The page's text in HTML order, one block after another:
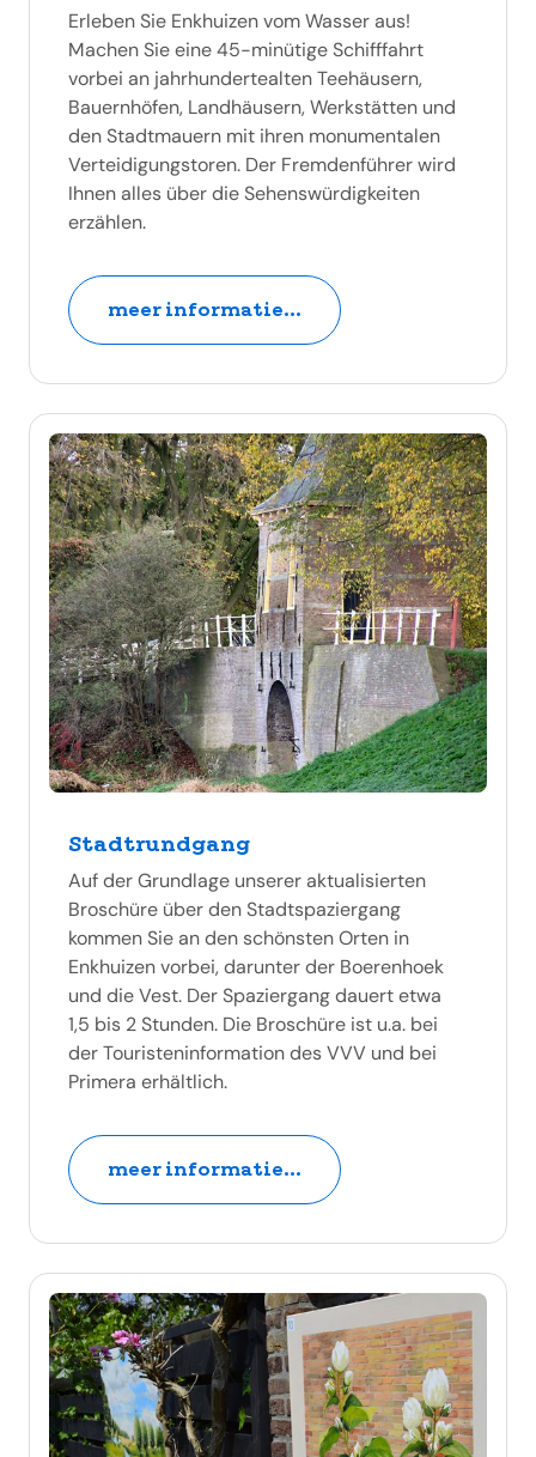
Erleben Sie Enkhuizen vom Wasser aus!
Machen Sie eine 45-minütige Schifffahrt
vorbei an jahrhundertealten Teehäusern,
Bauernhöfen, Landhäusern, Werkstätten und
den Stadtmauern mit ihren monumentalen
Verteidigungstoren. Der Fremdenführer wird
Ihnen alles über die Sehenswürdigkeiten
erzählen.
meer informatie...
Stadtrundgang
Auf der Grundlage unserer aktualisierten
Broschüre über den Stadtspaziergang
kommen Sie an den schönsten Orten in
Enkhuizen vorbei, darunter der Boerenhoek
und die Vest. Der Spaziergang dauert etwa
1,5 bis 2 Stunden. Die Broschüre ist u.a. bei
der Touristeninformation des VVV und bei
Primera erhältlich.
meer informatie...